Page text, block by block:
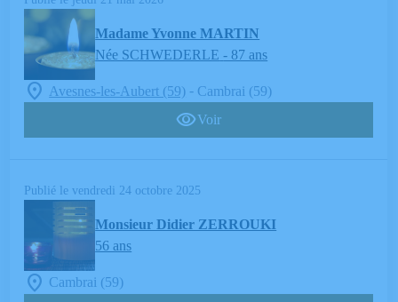
Madame Yvonne MARTIN
Née SCHWEDERLE - 87 ans
Avesnes-les-Aubert (59) - Cambrai (59)
Voir
Publié le vendredi 24 octobre 2025
Monsieur Didier ZERROUKI
56 ans
Cambrai (59)